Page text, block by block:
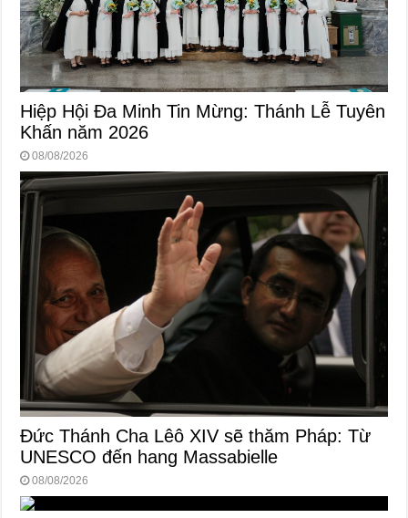
Hiệp Hội Đa Minh Tin Mừng: Thánh Lễ Tuyên
Khấn năm 2026
08/08/2026
Đức Thánh Cha Lêô XIV sẽ thăm Pháp: Từ
UNESCO đến hang Massabielle
08/08/2026